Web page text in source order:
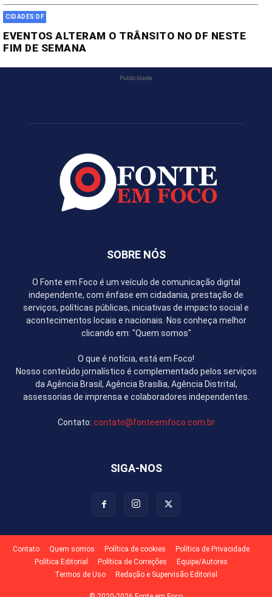
CIDADES DF
EVENTOS ALTERAM O TRÂNSITO NO DF NESTE
FIM DE SEMANA
Publicidade
SOBRE NÓS
O Fonte em Foco é um veículo de comunicação digital
independente, com ênfase em cidadania, prestação de
serviços, políticas públicas, iniciativas de impacto social e
acontecimentos locais e nacionais. Nos conheça melhor
clicando em: "Quem somos"
O que é notícia, está em Foco!
Nosso conteúdo jornalístico é complementado pelos serviços
da Agência Brasil, Agência Brasília, Agência Distrital,
assessorias de imprensa e colaboradores independentes.
Contato: contato@fonteemfoco.com.br
SIGA-NOS
Contato Quem somos Política de cookies
Política de Privacidade
Política Editorial
Política de Correções
Equipe/Autores
Termos de Uso
Redação e Supervisão Editorial